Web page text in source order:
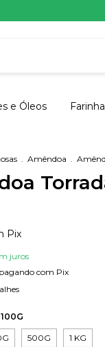
e Óleos
. Amêndoa .
Pix
juros
pagando com Pix
100G
500G 1 KG